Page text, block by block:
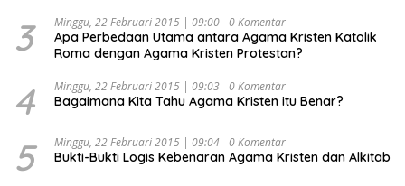
Indonesia Emas 2045”,
3 Minggu, 22 Februari 2015 | 09:00 0 Komentar
Apa Perbedaan Utama antara Agama Kristen Katolik
Roma dengan Agama Kristen Protestan?
4 Minggu, 22 Februari 2015 | 09:03 0 Komentar
Bagaimana Kita Tahu Agama Kristen itu Benar?
5 Minggu, 22 Februari 2015 | 09:04 0 Komentar
Bukti-Bukti Logis Kebenaran Agama Kristen dan Alkitab